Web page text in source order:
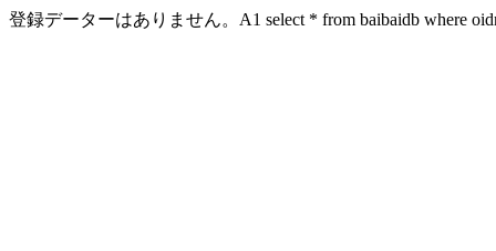
登録データーはありません。A1 select * from baibaidb where